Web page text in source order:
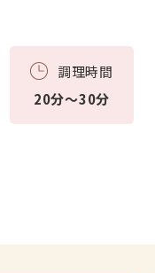
調理時間
20分～30分